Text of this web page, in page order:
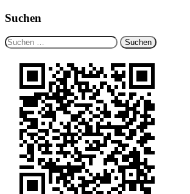
Suchen
Suchen
nach: